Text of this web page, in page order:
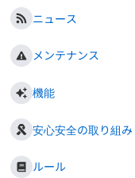
ニュース
メンテナンス
機能
安心安全の取り組み
ルール